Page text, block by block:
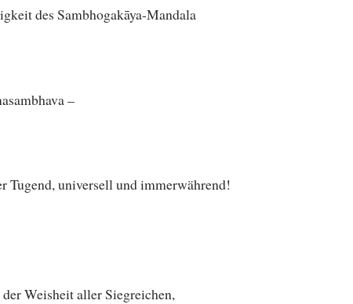
des Sambhogakāya-Mandala
–
Tugend, universell und immerwährend!
Weisheit aller Siegreichen,